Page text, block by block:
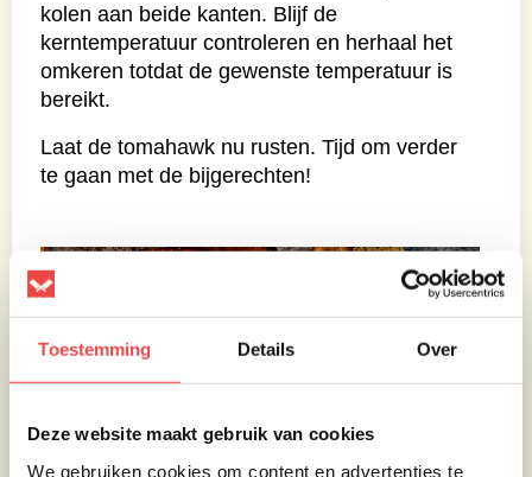
Toestemming Details Over
Deze website maakt gebruik van cookies
We gebruiken cookies om content en advertenties te
kolen aan beide kanten. Blijf de
kerntemperatuur controleren en herhaal het
omkeren totdat de gewenste temperatuur is
bereikt.
Laat de tomahawk nu rusten. Tijd om verder
te gaan met de bijgerechten!